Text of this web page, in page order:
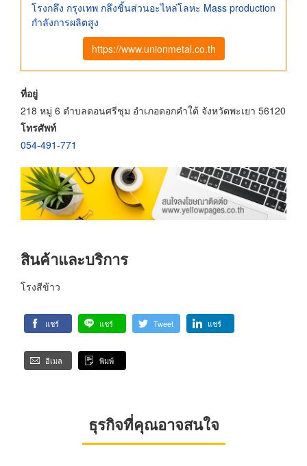
โรงกลึง กรุงเทพ กลึงชิ้นส่วนอะไหล่โลหะ Mass production
กำลังการผลิตสูง
https://www.unionmetal.co.th
ที่อยู่
218 หมู่ 6 ตำบลดอนศรีชุม อำเภอดอกคำใต้ จังหวัดพะเยา 56120
โทรศัพท์
054-491-771
สินค้าและบริการ
โรงสีข้าว
แชร์ แชร์ Tweet แชร์
อีเมล พิมพ์
ธุรกิจที่คุณอาจสนใจ